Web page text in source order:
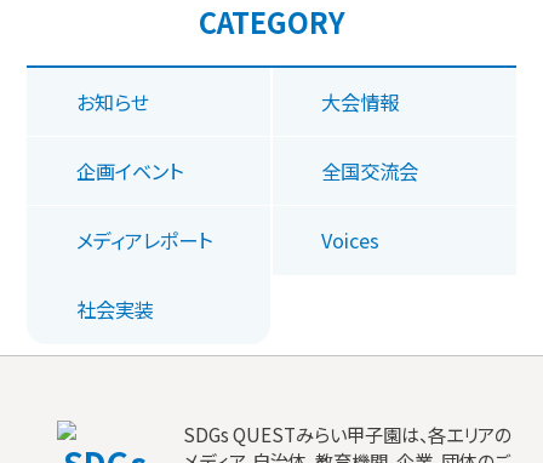
CATEGORY
お知らせ 大会情報
企画イベント 全国交流会
メディアレポート Voices
社会実装
SDGs QUESTみらい甲子園は、各エリアの